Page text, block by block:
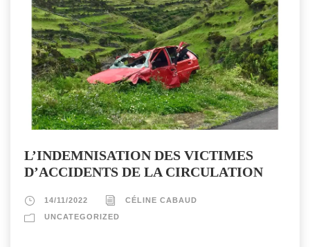
L’INDEMNISATION DES VICTIMES
D’ACCIDENTS DE LA CIRCULATION
14/11/2022
CÉLINE CABAUD
UNCATEGORIZED